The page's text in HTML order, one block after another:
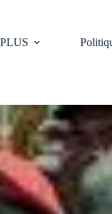
PLUS